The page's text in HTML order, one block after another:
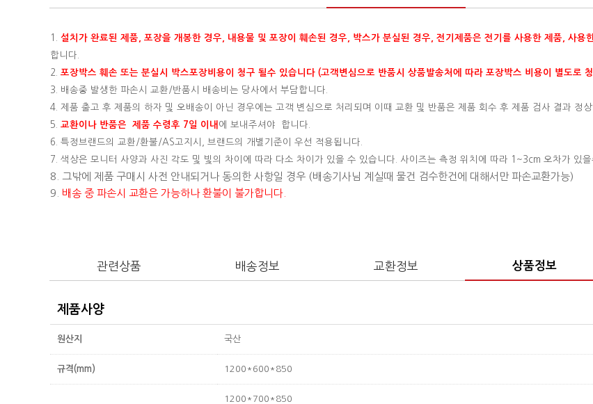
1. 설치가 완료된 제품, 포장을 개봉한 경우, 내용물 및 포장이 훼손된 경우, 박스가 분실된 경우, 전기제품은 전기를 사용한 제품, 사
합니다.
2. 포장박스 훼손 또는 분실시 박스포장비용이 청구 될수 있습니다 (고객변심으로 반품시 상품발송처에 따라 포장박스 비용이 별도로
3. 배송중 발생한 파손시 교환/반품시 배송비는 당사에서 부담합니다.
4. 제품 출고 후 제품의 하자 및 오배송이 아닌 경우에는 고객 변심으로 처리되며 이때 교환 및 반품은 제품 회수 후 제품 검사 결과 정
5. 교환이나 반품은 제품 수령후 7일 이내 에 보내주셔야 합니다.
6. 특정브랜드의 교환/환불/AS고지시, 브랜드의 개별기준이 우선 적용됩니다.
7. 색상은 모니터 사양과 사진 각도 및 빛의 차이에 따라 다소 차이가 있을 수 있습니다. 사이즈는 측정 위치에 따라 1~3cm 오차가 있을
8. 그밖에 제품 구매시 사전 안내되거나 동의한 사항일 경우 (배송기사님 계실때 물건 검수한건에 대해서만 파손교환가능)
9. 배송 중 파손시 교환은 가능하나 환불이 불가합니다.
관련상품 배송정보 교환정보 상품정보
제품사양
원산지 국산
규격(mm) 1200*600*850
1200*700*850